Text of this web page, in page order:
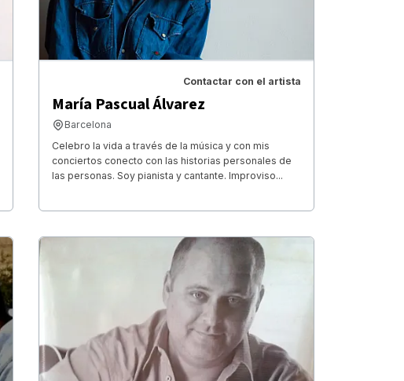
Contactar con el artista
María Pascual Álvarez
Barcelona
Celebro la vida a través de la música y con mis
conciertos conecto con las historias personales de
las personas. Soy pianista y cantante. Improviso...